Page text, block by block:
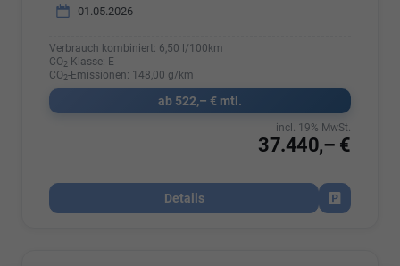
01.05.2026
Verbrauch kombiniert: 6,50 l/100km
CO2-Klasse: E
CO2-Emissionen: 148,00 g/km
ab 522,– € mtl.
37.440,– €
incl. 19% MwSt.
Details
Fahrzeug